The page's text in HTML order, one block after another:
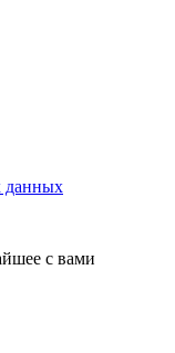
данных
с вами